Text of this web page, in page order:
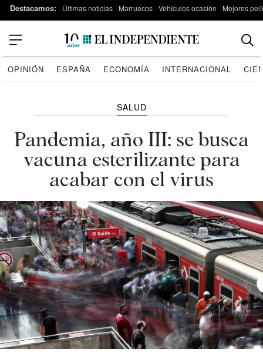
Destacamos: Últimas noticias Marruecos Vehículos ocasión Mejores
OPINIÓN ESPAÑA ECONOMÍA INTERNACIONAL
SALUD
Pandemia, año III: se busca
vacuna esterilizante para
acabar con el virus